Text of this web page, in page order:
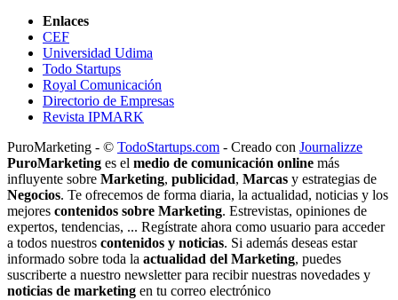
Enlaces
CEF
Universidad Udima
Todo Startups
Royal Comunicación
Directorio de Empresas
Revista IPMARK
PuroMarketing - © TodoStartups.com - Creado con Journalizze
PuroMarketing es el medio de comunicación online más
influyente sobre Marketing, publicidad, Marcas y estrategias de
Negocios. Te ofrecemos de forma diaria, la actualidad, noticias y los
mejores contenidos sobre Marketing. Estrevistas, opiniones de
expertos, tendencias, ... Regístrate ahora como usuario para acceder
a todos nuestros contenidos y noticias. Si además deseas estar
informado sobre toda la actualidad del Marketing, puedes
suscriberte a nuestro newsletter para recibir nuestras novedades y
noticias de marketing en tu correo electrónico